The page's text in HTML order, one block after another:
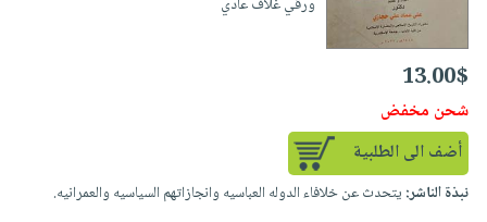
ورقي غلاف عادي
13.00$
شحن مخفض
أضف الى الطلبية
نبذة الناشر: يتحدث عن خلافاء الدوله العباسيه وانجازاتهم السياسيه والعمرانيه.